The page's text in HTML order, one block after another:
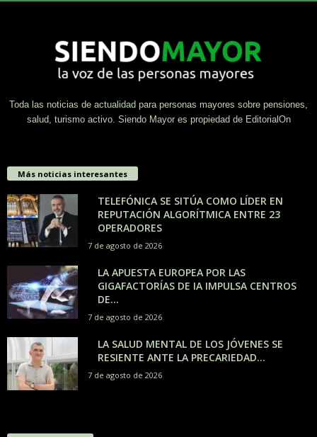
Toda las noticias de actualidad para personas mayores sobre pensiones,
salud, turismo activo. Siendo Mayor es propiedad de EditorialOn
Más noticias interesantes
TELEFÓNICA SE SITÚA COMO LÍDER EN
REPUTACIÓN ALGORÍTMICA ENTRE 23
OPERADORES
7 de agosto de 2026
LA APUESTA EUROPEA POR LAS
GIGAFACTORÍAS DE IA IMPULSA CENTROS
DE...
7 de agosto de 2026
LA SALUD MENTAL DE LOS JÓVENES SE
RESIENTE ANTE LA PRECARIEDAD...
7 de agosto de 2026